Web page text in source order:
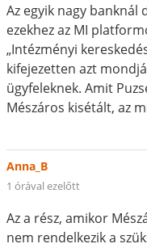
Az egyik nagy
ezekhez az MI
„Intézményi
kifejezetten azt
ügyfeleknek. Amit
Mészáros kisétált, az
Anna_B
1 órával ezelőtt
Az a rész, amikor
nem rendelkezik a